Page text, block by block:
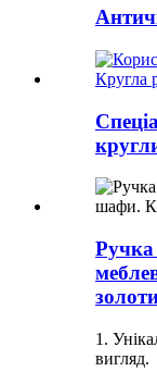
Ручка
1.
вигляд.